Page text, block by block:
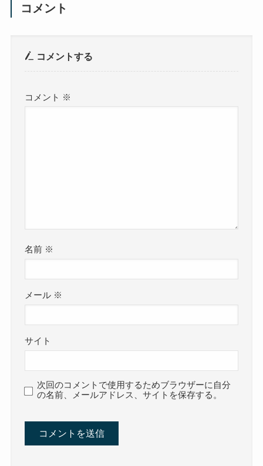
コメント
コメントする
コメント ※
名前 ※
メール ※
サイト
次回のコメントで使用するためブラウザーに自分
の名前、メールアドレス、サイトを保存する。